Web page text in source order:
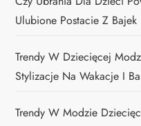
Ulubione Postacie Z
Trendy W Dziecięcej
Stylizacje Na Wakacje I
Trendy W Modzie